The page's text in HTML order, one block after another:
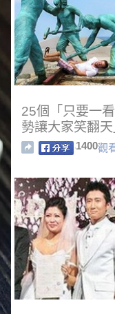
25個「只要一
勢讓大家笑翻天
1400觀